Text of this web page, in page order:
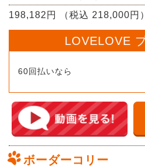
198,182円 （税込 218,000円）
LOVELOVE
60回払いなら
ボーダーコリー